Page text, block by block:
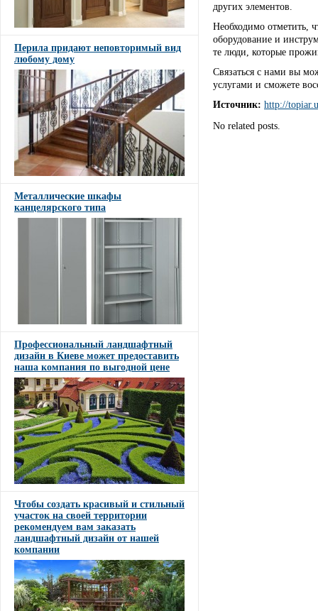
Перила придают неповторимый вид
любому дому
Металлические шкафы
канцелярского типа
Профессиональный ландшафтный
дизайн в Киеве может предоставить
наша компания по выгодной цене
Чтобы создать красивый и стильный
участок на своей территории
рекомендуем вам заказать
ландшафтный дизайн от нашей
компании
других элементов.
Необходимо отметить,
оборудование и
те люди, которые
Связаться с нами вы
услугами и сможете
Источник: http://
No related posts.